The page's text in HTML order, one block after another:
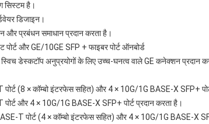
सिस्टम है।
डिजाइन।
प्रबंधन समाधान प्रदान करता है।
और GE/10GE SFP + फाइबर पोर्ट ऑनबोर्ड
डेस्कटॉप अनुप्रयोगों के लिए उच्च-घनत्व वाले GE कनेक्शन प्रदान
(8 × कॉम्बो इंटरफेस सहित) और 4 × 10G/1G BASE-X SFP+
और 4 × 10G/1G BASE-X SFP+ पोर्ट प्रदान करता है।
पोर्ट (4 × कॉम्बो इंटरफेस सहित) और 4 × 10G/1G BASE-X